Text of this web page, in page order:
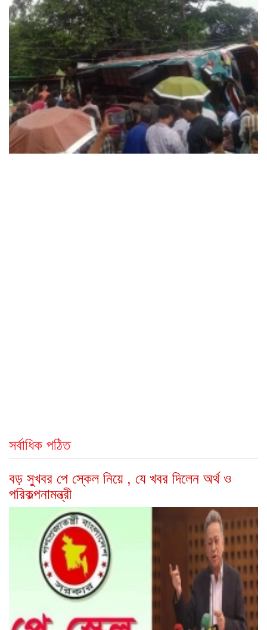
সর্বাধিক পঠিত
বড় সুখবর পে স্কেল নিয়ে , যে খবর দিলেন অর্থ ও
পরিকল্পনামন্ত্রী